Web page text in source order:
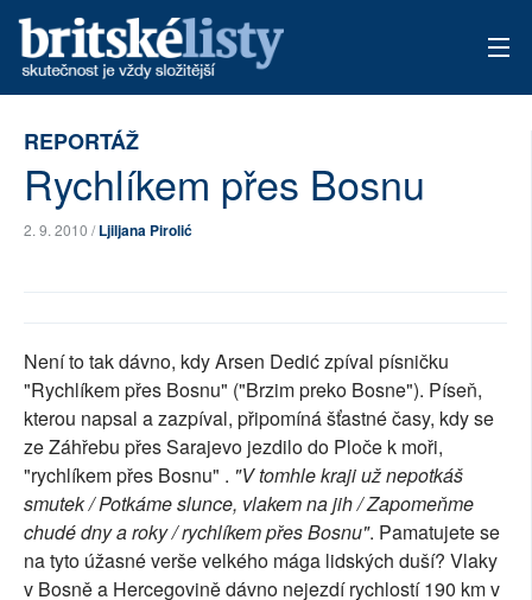
ARCHIV
TÉMATA
REPORTÁŽ
Rychlíkem přes Bosnu
2. 9. 2010 /Ljiljana Pirolić
Není to tak dávno, kdy Arsen Dedić zpíval písničku
"Rychlíkem přes Bosnu" ("Brzim preko Bosne"). Píseň,
kterou napsal a zazpíval, připomíná šťastné časy, kdy se
ze Záhřebu přes Sarajevo jezdilo do Ploče k moři,
"rychlíkem přes Bosnu" . "V tomhle kraji už nepotkáš
smutek / Potkáme slunce, vlakem na jih / Zapomeňme
chudé dny a roky / rychlíkem přes Bosnu". Pamatujete se
na tyto úžasné verše velkého mága lidských duší? Vlaky
v Bosně a Hercegovině dávno nejezdí rychlostí 190 km v